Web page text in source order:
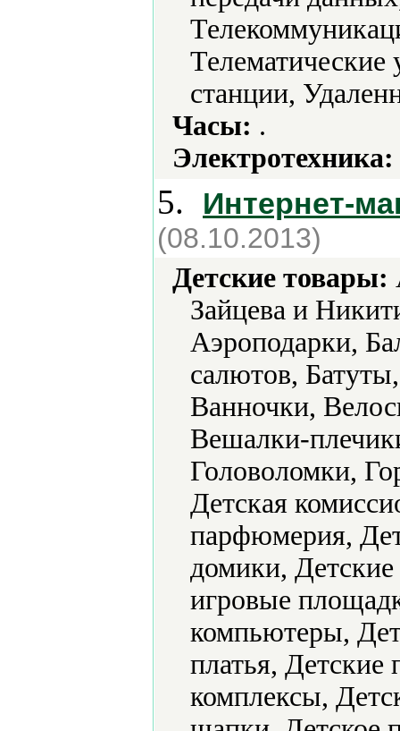
станции,
Часы: .
Электротехника:
5. Интернет-
(08.10.2013)
Детские товары:
Зайцева и
Аэроподарки,
салютов,
Ванночки,
Вешалки-
Головоломки,
Детская
парфюмерия,
домики,
игровые
компьютеры,
платья, Детские
комплексы,